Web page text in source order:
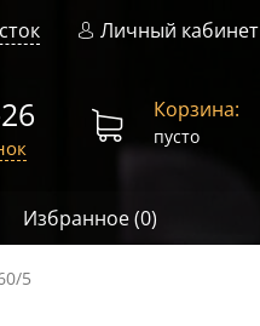
Личный кабинет
Корзина:
пусто
Избранное (0)
5